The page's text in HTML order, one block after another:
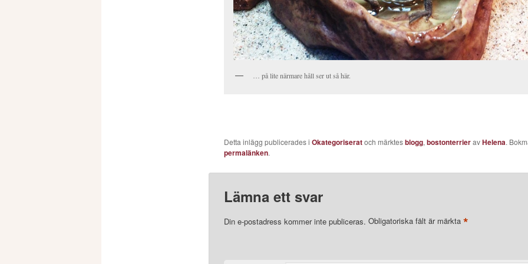
… på lite närmare håll ser ut så här.
Detta inlägg publicerades i Okategoriseratoch märktesblogg, bostonterrieravHelena.
permalänken.
Lämna ett svar
Din e-postadress kommer inte publiceras. Obligatoriska fält är märkta *